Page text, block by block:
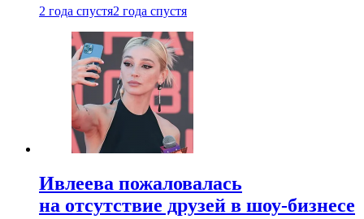
2 года спустя2 года спустя
Ивлеева пожаловалась
на отсутствие друзей в шоу-бизнесе